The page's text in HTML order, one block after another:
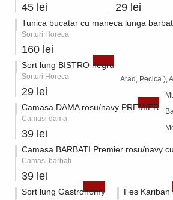
45 lei 29 lei
Tunica bucatar cu maneca lunga
Sorturi Horeca
160 lei
Sort lung BISTRO negru
Sorturi Horeca
29 lei
Camasa DAMA rosu/navy PREMIER
Camasi dama
39 lei
Camasa BARBATI Premier rosu/navy
Camasi barbati
39 lei
Sort lung Gastronomy Fes Kariban
Arad, Pecica ),